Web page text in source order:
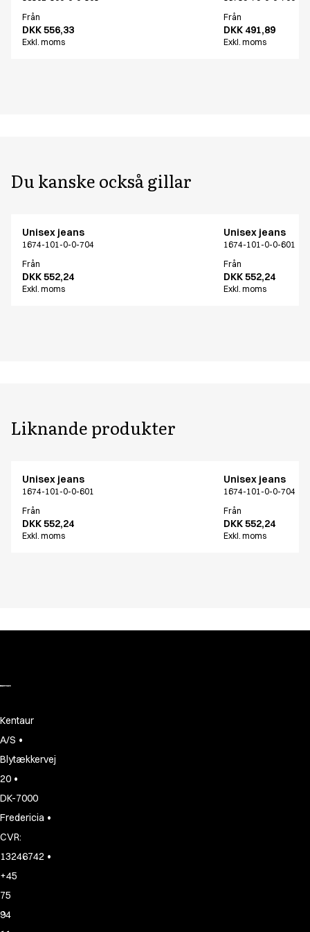
Från
DKK 556,33
Exkl. moms
Från
DKK 491,89
Exkl. moms
Du kanske också gillar
Unisex jeans
1674-101-0-0-704
Från
DKK 552,24
Exkl. moms
Unisex jeans
1674-101-0-0-601
Från
DKK 552,24
Exkl. moms
Liknande produkter
Unisex jeans
1674-101-0-0-601
Från
DKK 552,24
Exkl. moms
Unisex jeans
1674-101-0-0-704
Från
DKK 552,24
Exkl. moms
Kentaur
A/S •
Blytækkervej
20 •
DK-7000
Fredericia •
CVR:
13246742 •
+45
75
94